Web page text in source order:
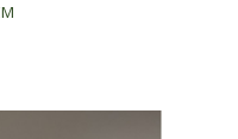
Items